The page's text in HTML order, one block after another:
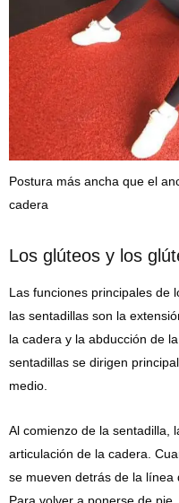
Postura más ancha que el
cadera
Los glúteos y los
Las funciones principales de
las sentadillas son la
la cadera y la abducción de
sentadillas se dirigen
medio.
Al comienzo de la sentadilla,
articulación de la cadera.
se mueven detrás de la línea